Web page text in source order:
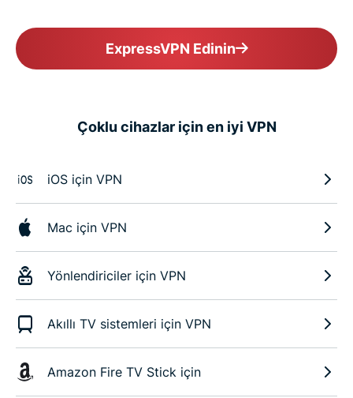
ExpressVPN Edinin
Çoklu cihazlar için en iyi VPN
iOS için VPN
Mac için VPN
Yönlendiriciler için VPN
Akıllı TV sistemleri için VPN
Amazon Fire TV Stick için